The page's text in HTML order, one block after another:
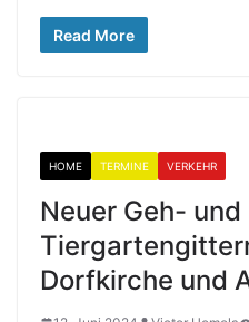
Read More
HOME TERMINE VERKEHR
Neuer Geh-
Dorfkirche und